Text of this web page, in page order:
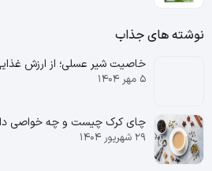
نوشته های جذاب
خاصیت شیر عسلی؛ از ارزش
۵ مهر ۱۴۰۴
چای کرک چیست و چه خواصی
۲۹ شهریور ۱۴۰۴